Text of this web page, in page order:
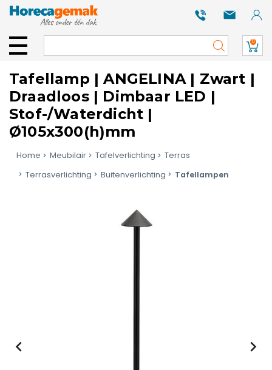
0
Tafellamp | ANGELINA | Zwart |
Draadloos | Dimbaar LED |
Stof-/Waterdicht |
Ø105x300(h)mm
Home Meubilair Tafelverlichting
Terras
Terrasverlichting
Buitenverlichting Tafellampen